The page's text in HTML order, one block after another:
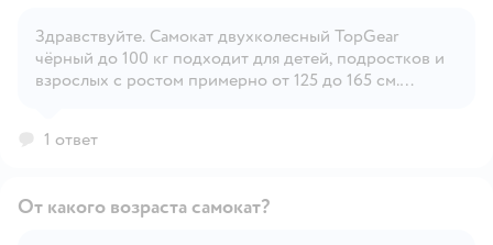
Открыть вопрос
Здравствуйте. Самокат двухколесный TopGear
чёрный до 100 кг подходит для детей, подростков и
взрослых с ростом примерно от 125 до 165 см.
для пользователей от 8 лет и старше.
1 ответ
От какого возраста самокат?